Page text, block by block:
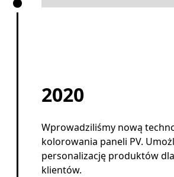
2020
Wprowadziliśmy nową
kolorowania paneli PV.
personalizację produktów
klientów.